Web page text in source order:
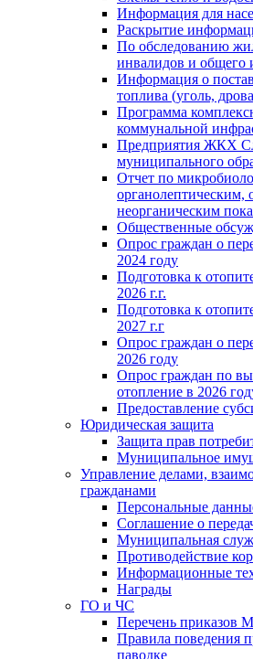
Информация для
Раскрытие
По обследованию
инвалидов и
Информация о
топлива (уголь,
Программа
коммунальной
Предприятия ЖКХ
муниципального
Отчет по
неорганическим
Общественные
Опрос граждан о
2024 году
Подготовка к
2026 г.г.
Подготовка к
2027 г.г
Опрос граждан о
2026 году
Опрос граждан по
отопление в 2026
Предоставление
Юридическая защита
Защита прав
Муниципальное
Управление делами,
гражданами
Персональные
Соглашение о
Муниципальная
Противодействие
Информационные
Награды
ГО и ЧС
Перечень приказов
Правила поведения
паводке